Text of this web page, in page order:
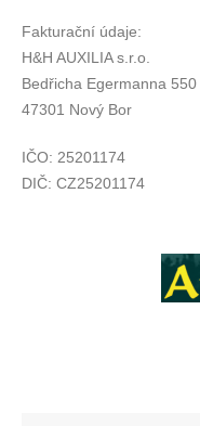
Fakturační údaje:
H&H AUXILIA s.r.o.
Bedřicha Egermanna 550
47301 Nový Bor
IČO: 25201174
DIČ: CZ25201174